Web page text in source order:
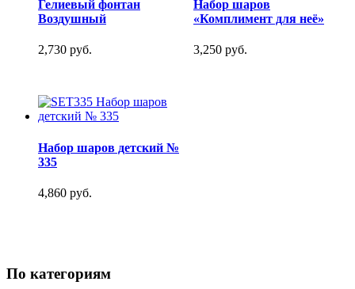
Гелиевый фонтан
Воздушный
2,730 руб.
Набор шаров
«Комплимент для неё»
3,250 руб.
Набор шаров детский №
335
4,860 руб.
По категориям